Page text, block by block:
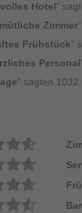
Hotel”
Zimmer
Frühstück”
Personal
” sagten 1032
Bar